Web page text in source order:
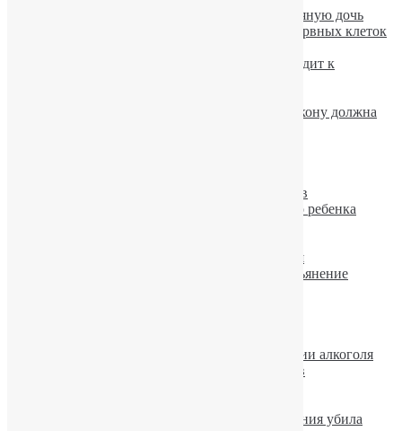
Мать с проблемой алкоголизма родила пьяную дочь
Алкоголь тормозит образование новых нервных клеток
Чрезмерное употребление алкоголя приводит к
Проверка водителя на алкоголь: как по закону должна
Лечение алкоголизма: надежность методов
Алкогольное отравление новорожденного ребенка
Выведение из запоя, устранение похмелья
Кофе способен усиливать алкогольное опьянение
Женщины догоняют мужчин в потреблении алкоголя
Лечение алкоголизма на дому: за и против
Лошадь в состоянии алкогольного опьянения убила